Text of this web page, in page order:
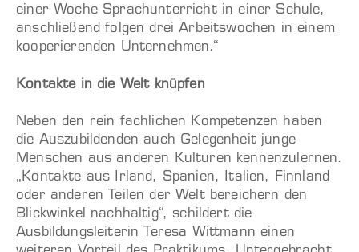
einer Woche Sprachunterricht in einer Schule,
anschließend folgen drei Arbeitswochen in einem
kooperierenden Unternehmen.“
Kontakte in die Welt knüpfen
Neben den rein fachlichen Kompetenzen haben
die Auszubildenden auch Gelegenheit junge
Menschen aus anderen Kulturen kennenzulernen.
„Kontakte aus Irland, Spanien, Italien, Finnland
oder anderen Teilen der Welt bereichern den
Blickwinkel nachhaltig“, schildert die
Ausbildungsleiterin Teresa Wittmann einen